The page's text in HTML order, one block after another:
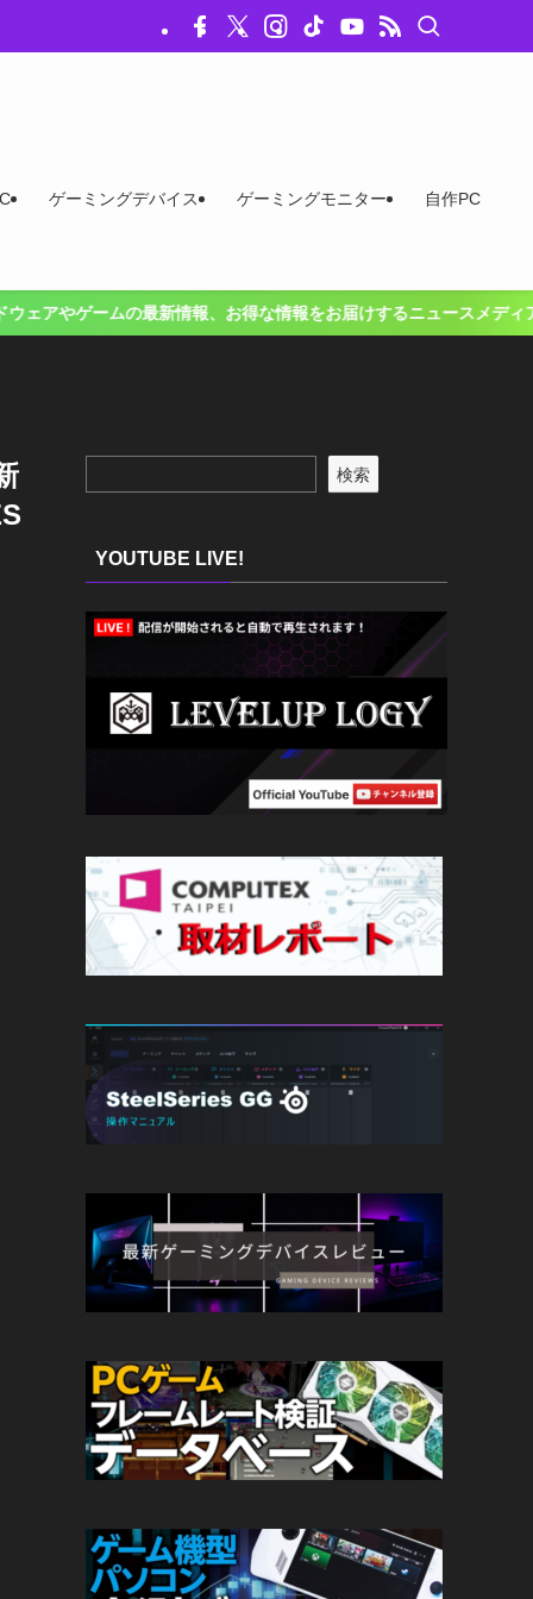
ゲーミングデバイス ゲーミングモニター 自作PC
するニュースメディアです。
検索
YOUTUBE LIVE!